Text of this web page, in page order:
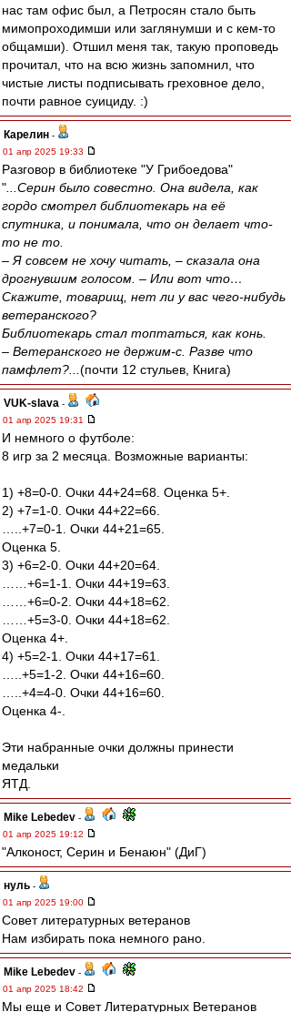
нас там офис был, а Петросян стало быть
мимопроходимши или заглянумши и с кем-то
общамши). Отшил меня так, такую проповедь
прочитал, что на всю жизнь запомнил, что
чистые листы подписывать греховное дело,
почти равное суициду. :)
Карелин -
01 апр 2025 19:33
Разговор в библиотеке "У Грибоедова"
" ...Серин было совестно. Она видела, как
гордо смотрел библиотекарь на её
спутника, и понимала, что он делает что-
то не то.
– Я совсем не хочу читать, – сказала она
дрогнувшим голосом. – Или вот что…
Скажите, товарищ, нет ли у вас чего-нибудь
ветеранского?
Библиотекарь стал топтаться, как конь.
– Ветеранского не держим-с. Разве что
памфлет?... (почти 12 стульев, Книга)
VUK-slava -
01 апр 2025 19:31
И немного о футболе:
8 игр за 2 месяца. Возможные варианты:
1) +8=0-0. Очки 44+24=68. Оценка 5+.
2) +7=1-0. Очки 44+22=66.
…..+7=0-1. Очки 44+21=65.
Оценка 5.
3) +6=2-0. Очки 44+20=64.
……+6=1-1. Очки 44+19=63.
……+6=0-2. Очки 44+18=62.
……+5=3-0. Очки 44+18=62.
Оценка 4+.
4) +5=2-1. Очки 44+17=61.
…..+5=1-2. Очки 44+16=60.
…..+4=4-0. Очки 44+16=60.
Оценка 4-.
Эти набранные очки должны принести
медальки
ЯТД.
Mike Lebedev -
01 апр 2025 19:12
"Алконост, Серин и Бенаюн" (ДиГ)
нуль -
01 апр 2025 19:00
Совет литературных ветеранов
Нам избирать пока немного рано.
Mike Lebedev -
01 апр 2025 18:42
Мы еще и Совет Литературных Ветеранов